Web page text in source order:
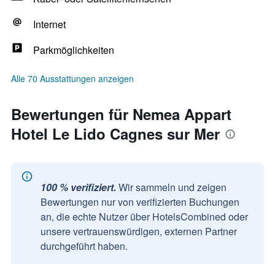
Internet
Parkmöglichkeiten
Alle 70 Ausstattungen anzeigen
Bewertungen für Nemea Appart
Hotel Le Lido Cagnes sur Mer
100 % verifiziert. Wir sammeln und zeigen
Bewertungen nur von verifizierten Buchungen
an, die echte Nutzer über HotelsCombined oder
unsere vertrauenswürdigen, externen Partner
durchgeführt haben.